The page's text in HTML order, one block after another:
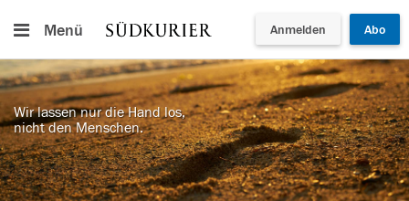
Menü Anmelden Abo
Wir lassen nur die Hand los,
nicht den Menschen.